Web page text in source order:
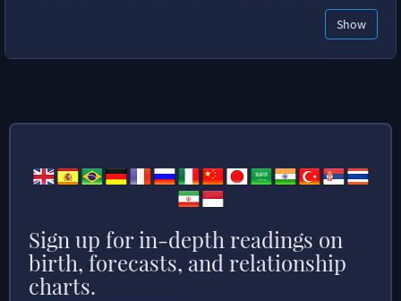
Show
Sign up for in-depth readings on
birth, forecasts, and relationship
charts.